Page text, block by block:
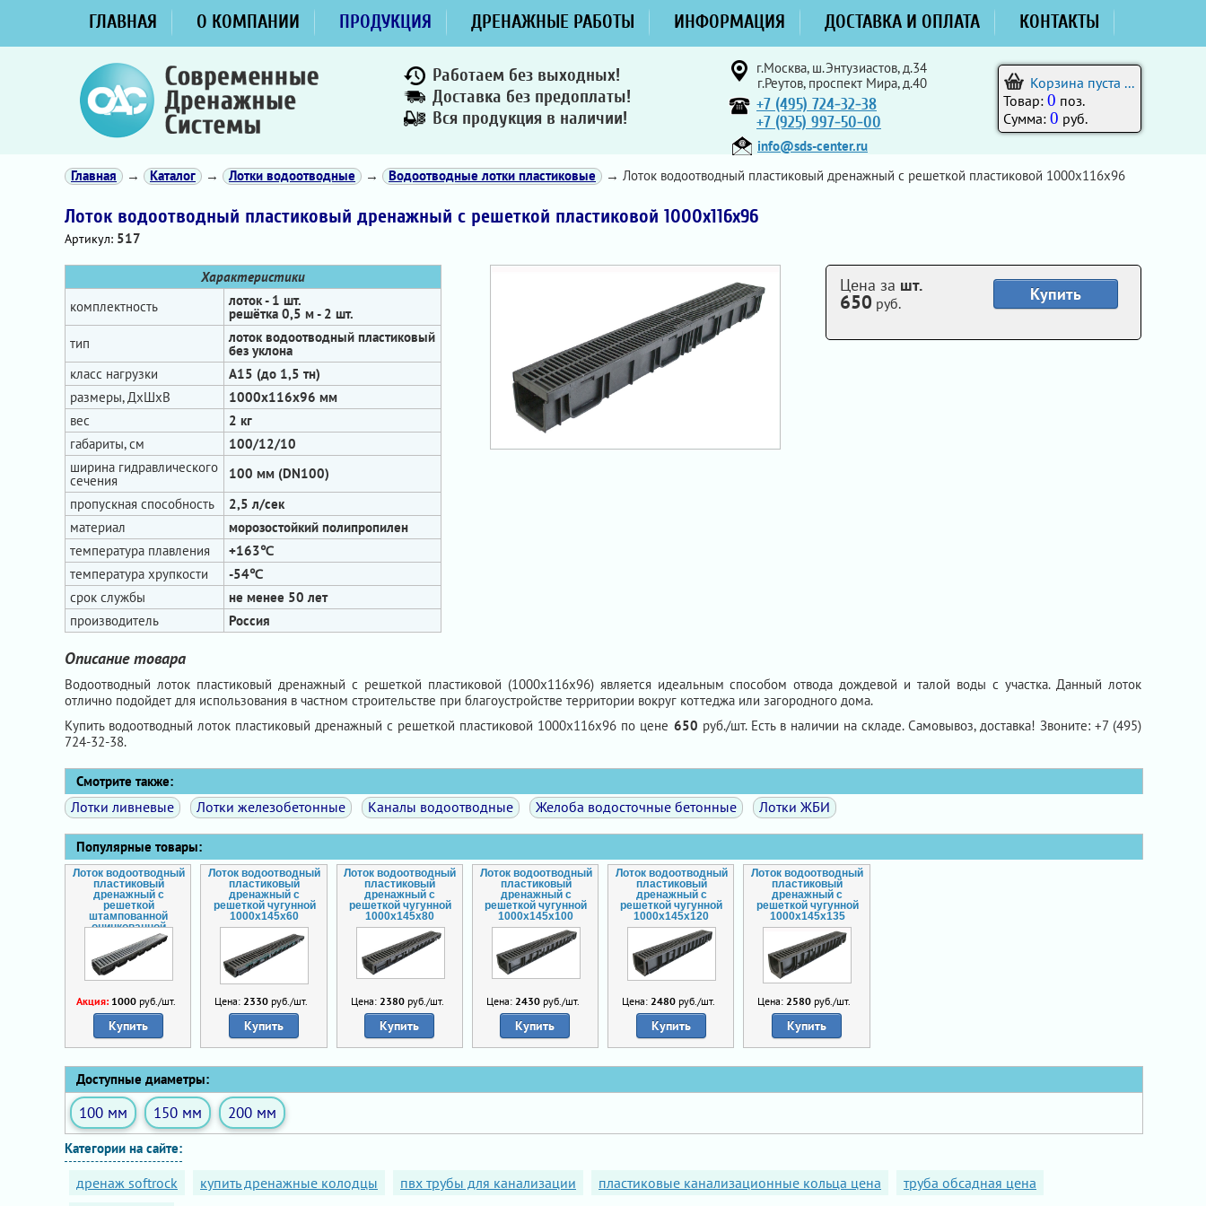
ГЛАВНАЯ О КОМПАНИИ ПРОДУКЦИЯ ДРЕНАЖНЫЕ РАБОТЫ ИНФОРМАЦИЯ ДОСТАВКА И ОПЛАТА КОНТАКТЫ
Работаем без выходных!
Доставка без предоплаты!
Вся продукция в наличии!
г.Москва, ш.Энтузиастов, д.34
г.Реутов, проспект Мира, д.40
+7 (495) 724-32-38
+7 (925) 997-50-00
info@sds-center.ru
Корзина пуста ...
Товар: 0 поз.
Сумма: 0 руб.
Главная → Каталог → Лотки водоотводные → Водоотводные лотки пластиковые → Лоток водоотводный пластиковый дренажный с решеткой пластиковой 1000x116x96
Лоток водоотводный пластиковый дренажный с решеткой пластиковой 1000x116x96
Артикул: 517
Характеристики
комплектность
лоток - 1 шт.
решётка 0,5 м - 2 шт.
тип
лоток водоотводный пластиковый
без уклона
класс нагрузки
А15 (до 1,5 тн)
размеры, ДхШхВ
1000х116х96 мм
вес
2 кг
габариты, см
100/12/10
ширина гидравлического
сечения
100 мм (DN100)
пропускная способность
2,5 л/сек
материал
морозостойкий полипропилен
температура плавления
+163℃
температура хрупкости
-54℃
срок службы
не менее 50 лет
производитель
Россия
Купить
Цена за шт.
650 руб.
Описание товара
Водоотводный лоток пластиковый дренажный с решеткой пластиковой (1000х116х96) является идеальным способом отвода дождевой и талой воды с участка. Данный лоток
отлично подойдет для использования в частном строительстве при благоустройстве территории вокруг коттеджа или загородного дома.
Купить водоотводный лоток пластиковый дренажный с решеткой пластиковой 1000х116х96 по цене 650 руб./шт. Есть в наличии на складе. Самовывоз, доставка! Звоните: +7 (495)
724-32-38.
Смотрите также:
Лотки ливневые Лотки железобетонные Каналы водоотводные Желоба водосточные бетонные Лотки ЖБИ
Популярные товары:
Лоток водоотводный
пластиковый
дренажный с
решеткой
штампованной
оцинкованной
1000x125x70
Акция: 1000руб./шт.
Купить
Лоток водоотводный
пластиковый
дренажный с
решеткой чугунной
1000x145x60
Цена: 2330 руб./шт.
Купить
Лоток водоотводный
пластиковый
дренажный с
решеткой чугунной
1000x145x80
Цена: 2380руб./шт.
Купить
Лоток водоотводный
пластиковый
дренажный с
решеткой чугунной
1000x145x100
Цена: 2430руб./шт.
Купить
Лоток водоотводный
пластиковый
дренажный с
решеткой чугунной
1000x145x120
Цена: 2480 руб./шт.
Купить
Лоток водоотводный
пластиковый
дренажный с
решеткой чугунной
1000x145x135
Цена: 2580 руб./шт.
Купить
Доступные диаметры:
100 мм 150 мм 200 мм
Категории на сайте:
дренаж softrock купить дренажные колодцы пвх трубы для канализации пластиковые канализационные кольца цена труба обсадная цена